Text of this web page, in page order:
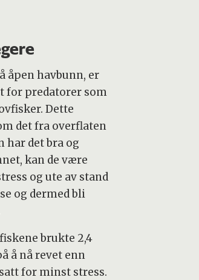
åpen havbunn, er
for predatorer som
Dette
det fra overflaten
har det bra og
kan de være
og ute av stand
og dermed bli
brukte 2,4
å nå revet enn
for minst stress.